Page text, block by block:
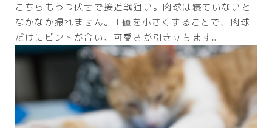
こちらもうつ伏せで接近戦狙い。肉球は寝ていないと
なかなか撮れません。 F値を小さくすることで、肉球
だけにピントが合い、可愛さが引き立ちます。